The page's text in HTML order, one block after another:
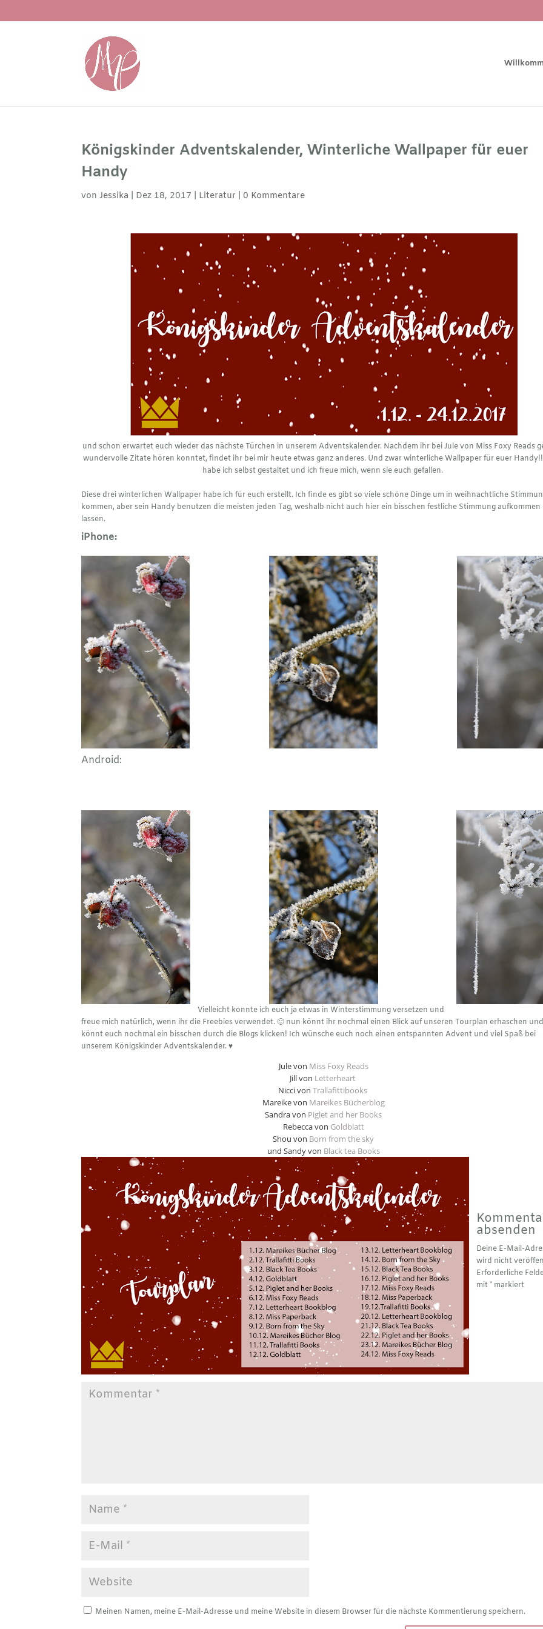
Königskinder Adventskalender, Winterliche Wallpaper für euer
Handy
vonJessika Dez 18, 2017 Literatur |0 Kommentare
und schon erwartet euch wieder das nächste Türchen in unserem Adventskalender. Nachdem ihr bei Jule von Miss Foxy Reads
wundervolle Zitate hören konntet, findet ihr bei mir heute etwas ganz anderes. Und zwar winterliche Wallpaper für euer Handy!!
habe ich selbst gestaltet und ich freue mich, wenn sie euch gefallen.
Diese drei winterlichen Wallpaper habe ich für euch erstellt. Ich finde es gibt so viele schöne Dinge um in weihnachtliche
kommen, aber sein Handy benutzen die meisten jeden Tag, weshalb nicht auch hier ein bisschen festliche Stimmung aufkommen
lassen.
iPhone:
Android:
Vielleicht konnte ich euch ja etwas in Winterstimmung versetzen und
freue mich natürlich, wenn ihr die Freebies verwendet. 🙂 nun könnt ihr nochmal einen Blick auf unseren Tourplan erhaschen
könnt euch nochmal ein bisschen durch die Blogs klicken! Ich wünsche euch noch einen entspannten Advent und viel Spaß bei
unserem Königskinder Adventskalender. ♥︎
Jule von Miss Foxy Reads
Jill von Letterheart
Nicci von Trallafittibooks
Mareike von Mareikes Bücherblog
Sandra von Piglet and her Books
Rebecca von Goldblatt
Shou von Born from the sky
und Sandy von Black tea Books
absenden
Deine E-Mail-
wird nicht
Erforderliche
mit* markiert
Meinen Namen, meine E-Mail-Adresse und meine Website in diesem Browser für die nächste Kommentierung speichern.